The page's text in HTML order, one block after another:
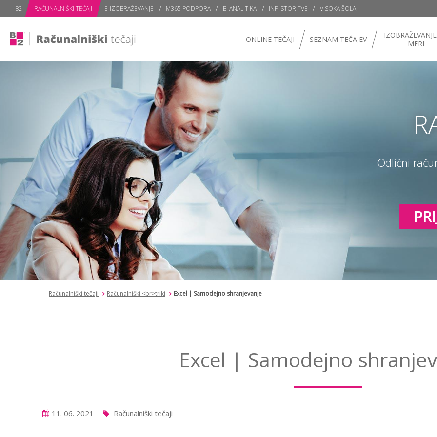
B2 RAČUNALNIŠKI TEČAJI E-IZOBRAŽEVANJE M365 PODPORA BI ANALITIKA INF. STORITVE VISOKA ŠOLA
ONLINE TEČAJI SEZNAM TEČAJEV
MERI
Odlični
Računalniški tečaji Računalniški <br>triki Excel | Samodejno shranjevanje
Excel | Samodejno
11. 06. 2021 Računalniški tečaji